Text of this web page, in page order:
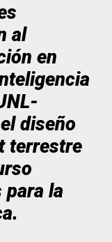
al
en
diseño
terrestre
para la